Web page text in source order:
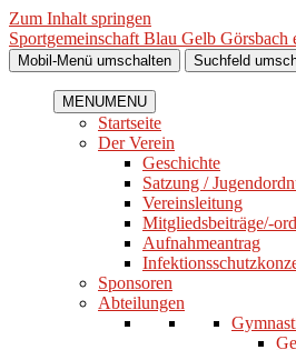
Zum Inhalt springen
Sportgemeinschaft Blau Gelb Görsbach
Mobil-Menü umschalten Suchfeld
MENUMENU
Startseite
Der Verein
Geschichte
Satzung /
Vereinsleitung
Mitgliedsbeiträge/-
Aufnahmeantrag
Sponsoren
Abteilungen